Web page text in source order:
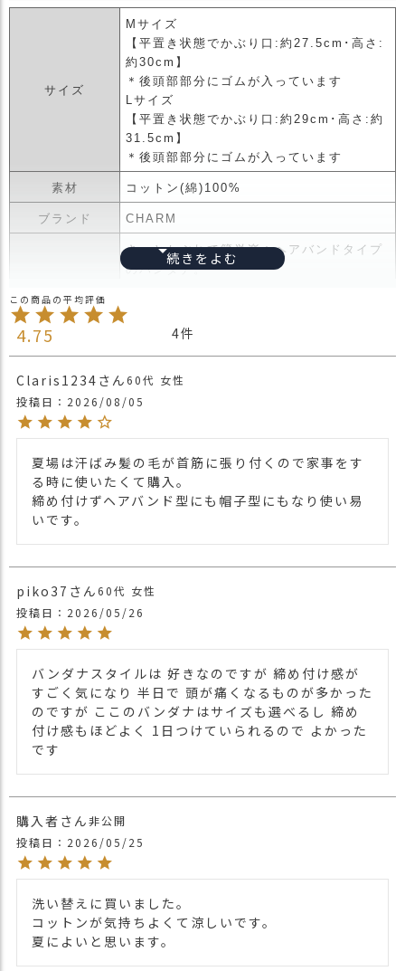
お
Instagram
ス
ッ
返
品
交
サイズ
Mサイズ
【平置き状態でかぶり口:約27.5cm･高さ:
約30cm】
＊後頭部部分にゴムが入っています
Lサイズ
【平置き状態でかぶり口:約29cm･高さ:約
31.5cm】
＊後頭部部分にゴムが入っています
素材 コットン(綿)100%
ブランド CHARM
商品詳細
さっとかぶれて簡単楽々ヘアバンドタイプ
のバンダナ。
クシュっと縮めてカチューシャ風にかぶっ
2サイズ展開でゴムも入っているので、頭
のサイズを気にせず使っていただけます。
注意点
・長時間濡れたままで重ねて置いたり、汗
や雨などでぬれた時は他の衣料等に移染す
る場合がございますのでお気を付け下さ
い。
関連商品
他の人気ルーズターバンは
ターバン・ターバンヘアバンドTOPは
カラー
・ブラック 黒色 BLACK
・ベージュ 薄茶色 BEIGE
・ダークグレー 灰色 DARK GRAY
・ネイビー 紺色 NAVY
4.75 4
Claris1234 60代 女性
投稿日
2026/08/05
夏場は汗ばみ髪の毛が首筋に張り付くので家事をす
る時に使いたくて購入。
締め付けずヘアバンド型にも帽子型にもなり使い易
いです。
piko37 60代 女性
投稿日
2026/05/26
バンダナスタイルは 好きなのですが 締め付け感が
すごく気になり 半日で 頭が痛くなるものが多かった
のですが ここのバンダナはサイズも選べるし 締め
付け感もほどよく 1日つけていられるので よかった
です
購入者
非公開
投稿日
2026/05/25
洗い替えに買いました。
コットンが気持ちよくて涼しいです。
夏によいと思います。